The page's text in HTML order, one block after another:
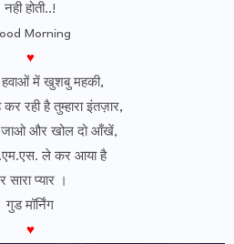
नही होती..!
Morning
♥
हवाओं में खुशबु महकी,
कर रही है तुम्हारा इंतज़ार,
जाओ और खोल दो आँखें,
ले कर आया है
सारा प्यार ।
गुड मॉर्निंग
♥